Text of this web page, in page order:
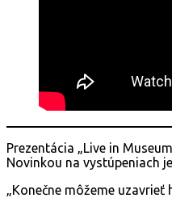
Prezentácia „Live in
Novinkou na vystúpeniach
„Konečne môžeme